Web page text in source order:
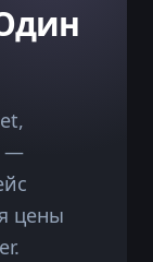
—
цены